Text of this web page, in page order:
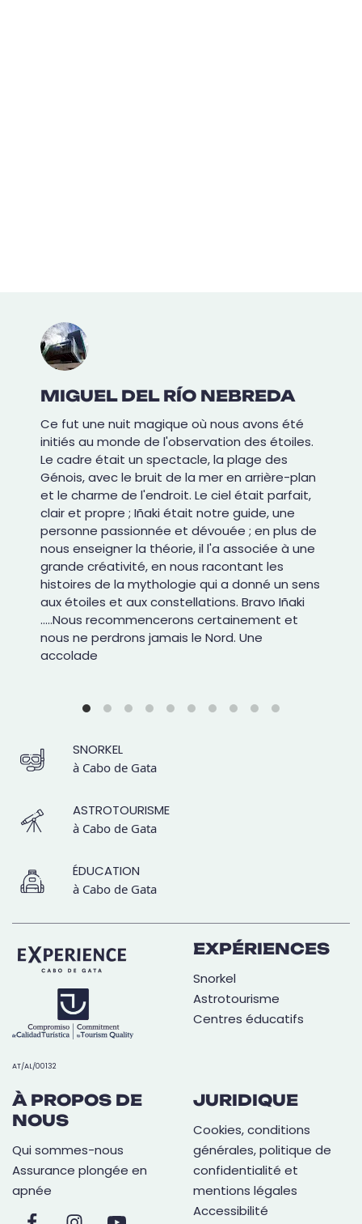
MIGUEL DEL RÍO NEBREDA
Ce fut une nuit magique où nous avons été
initiés au monde de l'observation des étoiles.
Le cadre était un spectacle, la plage des
Génois, avec le bruit de la mer en arrière-plan
et le charme de l'endroit. Le ciel était parfait,
clair et propre ; Iñaki était notre guide, une
personne passionnée et dévouée ; en plus de
nous enseigner la théorie, il l'a associée à une
grande créativité, en nous racontant les
histoires de la mythologie qui a donné un sens
aux étoiles et aux constellations. Bravo Iñaki
.....Nous recommencerons certainement et
nous ne perdrons jamais le Nord. Une
accolade
SNORKEL
à Cabo de Gata
ASTROTOURISME
à Cabo de Gata
ÉDUCATION
à Cabo de Gata
AT/AL/00132
EXPÉRIENCES
Snorkel
Astrotourisme
Centres éducatifs
À PROPOS DE
NOUS
Qui sommes-nous
Assurance plongée en
apnée
JURIDIQUE
Cookies, conditions
générales, politique de
confidentialité et
mentions légales
Accessibilité